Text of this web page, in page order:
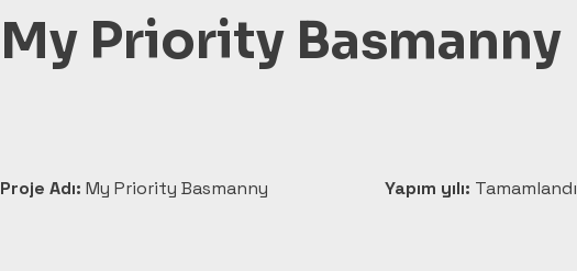
My Priority Basmanny
Proje Adı: My Priority Basmanny Yapım yılı: Tamamlandı